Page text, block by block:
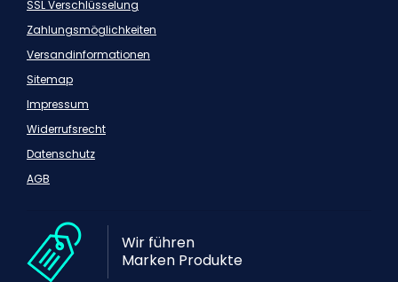
SSL Verschlüsselung
Zahlungsmöglichkeiten
Versandinformationen
Sitemap
Impressum
Widerrufsrecht
Datenschutz
AGB
Wir führen
Marken Produkte